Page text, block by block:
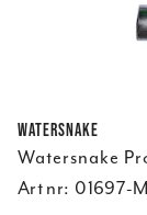
Watersnake
Watersnake
Art nr: 01697-